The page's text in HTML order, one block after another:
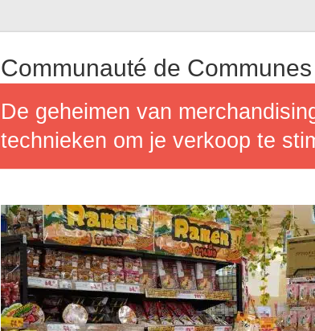
Communauté de
De geheimen van
technieken om je verkoop te